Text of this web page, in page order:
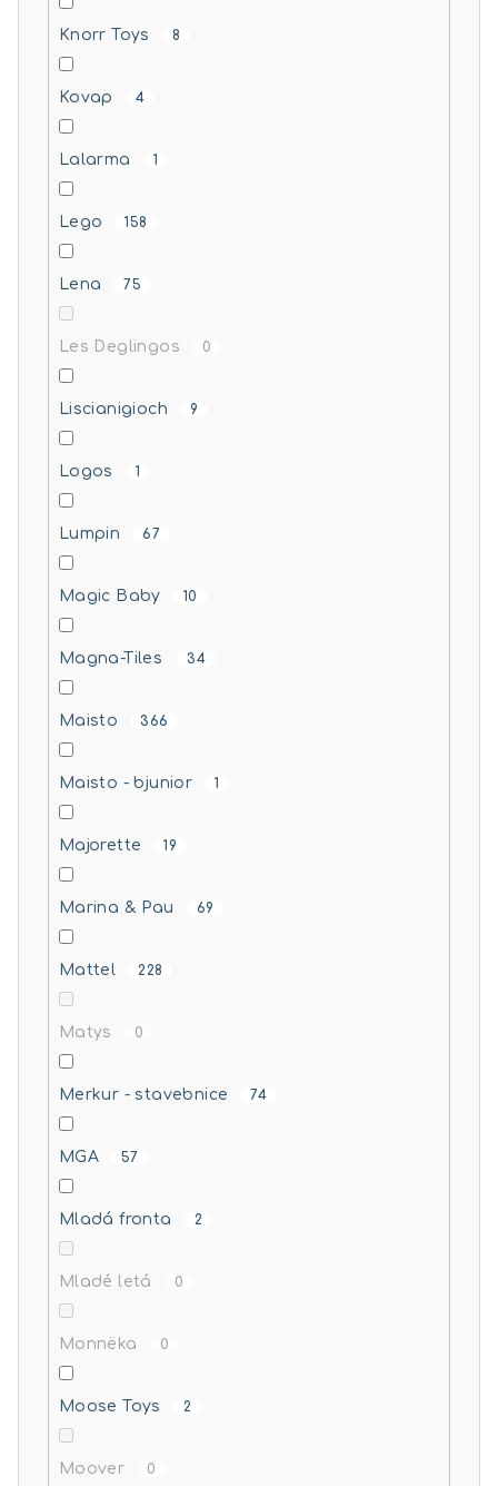
Knorr Toys 8
Kovap 4
Lalarma 1
Lego 158
Lena 75
Les Deglingos 0
Liscianigioch 9
Logos 1
Lumpin 67
Magic Baby 10
Magna-Tiles 34
Maisto 366
Maisto - bjunior 1
Majorette 19
Marina & Pau 69
Mattel 228
Matys 0
Merkur - stavebnice 74
MGA 57
Mladá fronta 2
Mladé letá 0
Monnëka 0
Moose Toys 2
Moover 0